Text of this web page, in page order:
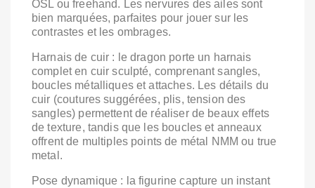
OSL ou freehand. Les nervures des ailes sont
bien marquées, parfaites pour jouer sur les
contrastes et les ombrages.
Harnais de cuir : le dragon porte un harnais
complet en cuir sculpté, comprenant sangles,
boucles métalliques et attaches. Les détails du
cuir (coutures suggérées, plis, tension des
sangles) permettent de réaliser de beaux effets
de texture, tandis que les boucles et anneaux
offrent de multiples points de métal NMM ou true
metal.
Pose dynamique : la figurine capture un instant